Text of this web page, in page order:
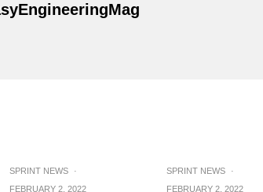
SPRINT NEWS
·
FEBRUARY 2, 2022
SPRINT NEWS
·
FEBRUARY 2, 2022